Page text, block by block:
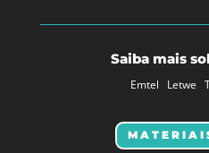
Saiba mais
Emtel Letwe